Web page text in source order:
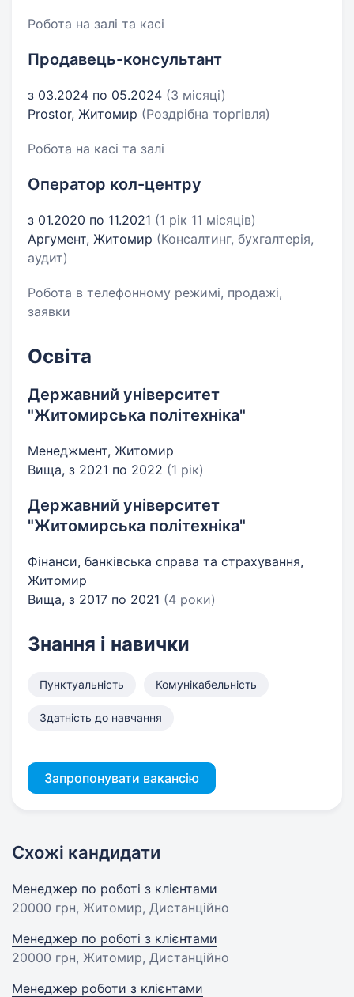
Робота на залі та касі
Продавець-консультант
з 03.2024 по 05.2024 (3 місяці)
Prostor, Житомир (Роздрібна торгівля)
Робота на касі та залі
Оператор кол-центру
з 01.2020 по 11.2021 (1 рік 11 місяців)
Аргумент, Житомир (Консалтинг, бухгалтерія,
аудит)
Робота в телефонному режимі, продажі,
заявки
Освіта
Державний університет
"Житомирська політехніка"
Менеджмент, Житомир
Вища, з 2021 по 2022 (1 рік)
Державний університет
"Житомирська політехніка"
Фінанси, банківська справа та страхування,
Житомир
Вища, з 2017 по 2021 (4 роки)
Знання і навички
Пунктуальність Комунікабельність
Здатність до навчання
Запропонувати вакансію
Схожі кандидати
Менеджер по роботі з клієнтами
20000 грн, Житомир, Дистанційно
Менеджер по роботі з клієнтами
20000 грн, Житомир, Дистанційно
Менеджер роботи з клієнтами